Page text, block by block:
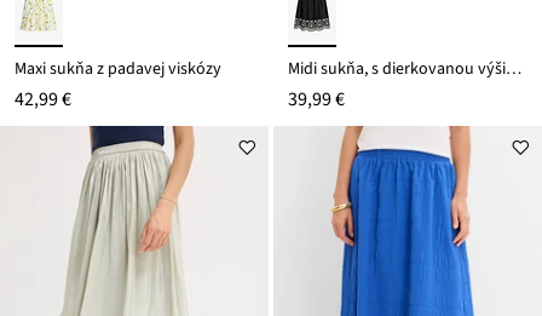
Maxi sukňa z padavej viskózy
42,99 €
Midi sukňa, s dierkovanou výšivkou, z čistej bavlny
39,99 €